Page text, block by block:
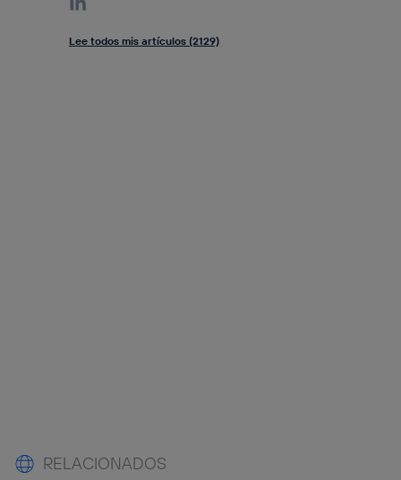
Lee todos mis artículos (2129)
RELACIONADOS